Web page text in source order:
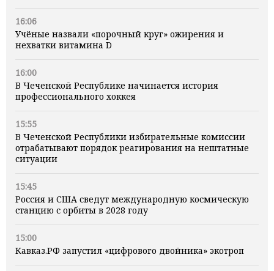
16:06
Учёные назвали «порочный круг» ожирения и
нехватки витамина D
16:00
В Чеченской Республике начинается история
профессионального хоккея
15:55
В Чеченской Республики избирательные комиссии
отрабатывают порядок реагирования на нештатные
ситуации
15:45
Россия и США сведут международную космическую
станцию с орбиты в 2028 году
15:00
Кавказ.РФ запустил «цифрового двойника» экотроп